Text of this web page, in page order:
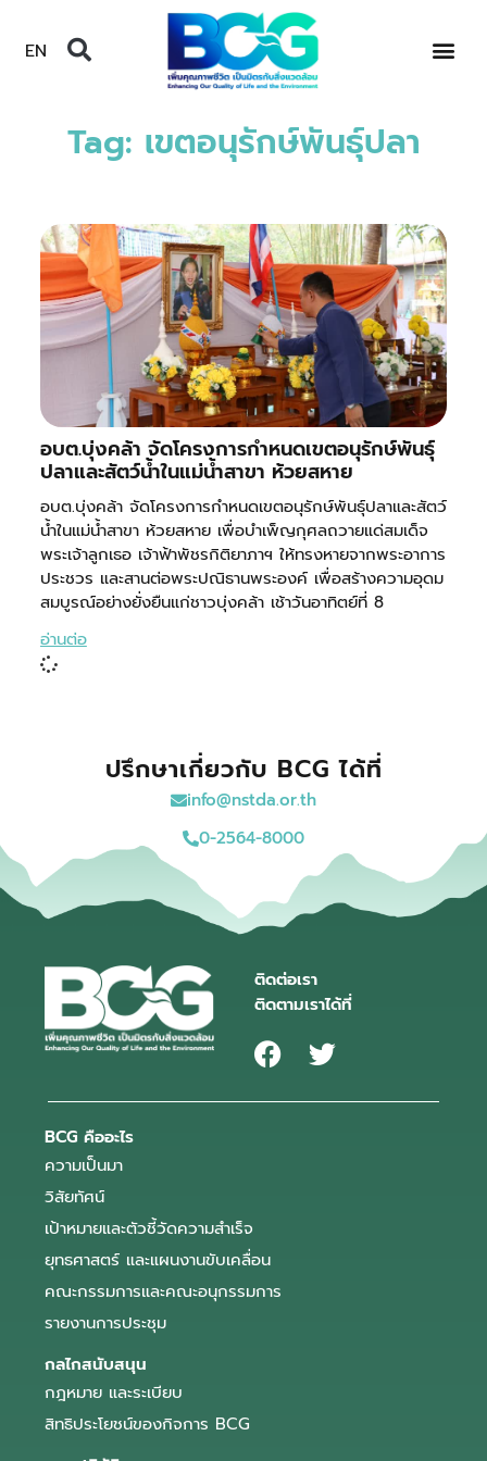
EN
Tag: เขตอนุรักษ์พันธุ์ปลา
อบต.บุ่งคล้า จัดโครงการกำหนดเขตอนุรักษ์พันธุ์
ปลาและสัตว์น้ำในแม่น้ำสาขา ห้วยสหาย
อบต.บุ่งคล้า จัดโครงการกำหนดเขตอนุรักษ์พันธุ์ปลาและสัตว์
น้ำในแม่น้ำสาขา ห้วยสหาย เพื่อบำเพ็ญกุศลถวายแด่สมเด็จ
พระเจ้าลูกเธอ เจ้าฟ้าพัชรกิติยาภาฯ ให้ทรงหายจากพระอาการ
ประชวร และสานต่อพระปณิธานพระองค์ เพื่อสร้างความอุดม
สมบูรณ์อย่างยั่งยืนแก่ชาวบุ่งคล้า เช้าวันอาทิตย์ที่ 8
อ่านต่อ
ปรึกษาเกี่ยวกับ BCG ได้ที่
info@nstda.or.th
0-2564-8000
ติดต่อเรา
ติดตามเราได้ที่
BCG คืออะไร
ความเป็นมา
วิสัยทัศน์
เป้าหมายและตัวชี้วัดความสำเร็จ
ยุทธศาสตร์ และแผนงานขับเคลื่อน
คณะกรรมการและคณะอนุกรรมการ
รายงานการประชุม
กลไกสนับสนุน
กฎหมาย และระเบียบ
สิทธิประโยชน์ของกิจการ BCG